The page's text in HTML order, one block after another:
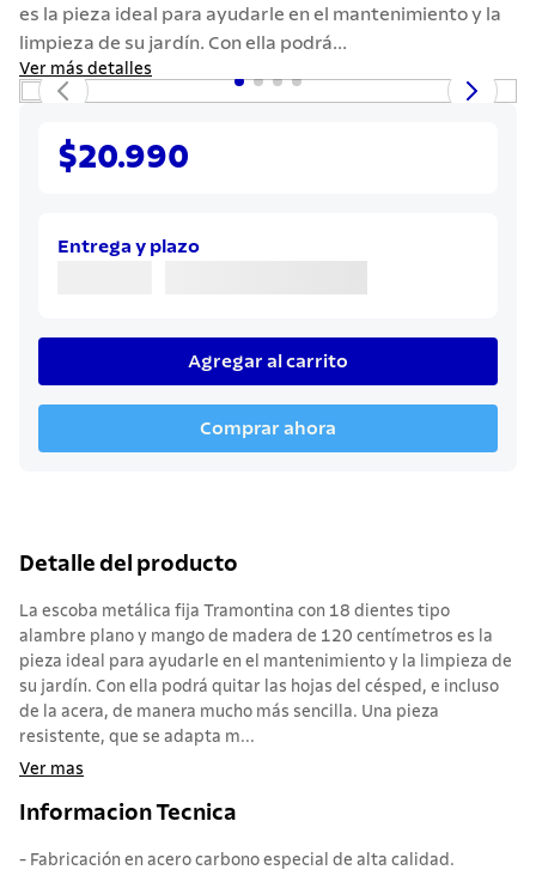
es la pieza ideal para ayudarle en el mantenimiento y la
limpieza de su jardín. Con ella podrá...
Ver más detalles
$20.990
Entrega y plazo
Agregar al carrito
Comprar ahora
Detalle del producto
La escoba metálica fija Tramontina con 18 dientes tipo
alambre plano y mango de madera de 120 centímetros es la
pieza ideal para ayudarle en el mantenimiento y la limpieza de
su jardín. Con ella podrá quitar las hojas del césped, e incluso
de la acera, de manera mucho más sencilla. Una pieza
resistente, que se adapta m...
Ver mas
Informacion Tecnica
- Fabricación en acero carbono especial de alta calidad.
7.
cuchillo
8.
solar
termo
10. allegra